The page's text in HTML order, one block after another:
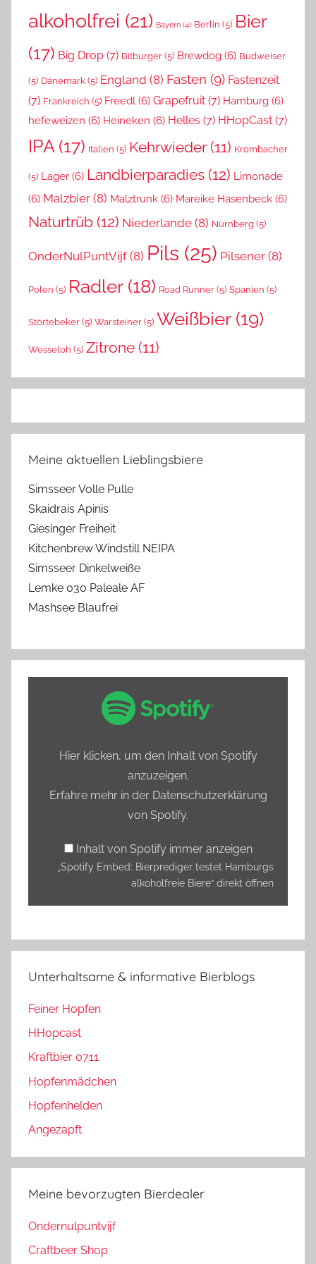
alkoholfrei (21) Bayern (4) Berlin (5) Bier
(17) Big Drop (7) Bitburger (5) Brewdog (6) Budweiser
(5) Dänemark (5) England (8) Fasten (9) Fastenzeit
(7) Frankreich (5) Freedl (6) Grapefruit (7) Hamburg (6)
hefeweizen (6) Heineken (6) Helles (7) HHopCast (7)
IPA(17) Italien (5) Kehrwieder (11) Krombacher
(5) Lager (6) Landbierparadies (12) Limonade
(6) Malzbier (8) Malztrunk (6) Mareike Hasenbeck (6)
Naturtrüb (12) Niederlande (8) Nürnberg (5)
OnderNulPuntVijf (8) Pils (25) Pilsener (8)
Polen (5) Radler(18) Road Runner (5) Spanien (5)
Störtebeker (5) Warsteiner (5) Weißbier(19)
Wesseloh (5) Zitrone (11)
Meine aktuellen Lieblingsbiere
Simsseer Volle Pulle
Skaidrais Apinis
Giesinger Freiheit
Kitchenbrew Windstill NEIPA
Simsseer Dinkelweiße
Lemke 030 Paleale AF
Mashsee Blaufrei
anzeigen
Hier klicken, um den Inhalt von Spotify
anzuzeigen.
Erfahre mehr in der Datenschutzerklärung
von Spotify.
Inhalt von Spotify immer anzeigen
„Spotify Embed: Bierprediger testet Hamburgs
alkoholfreie Biere“ direkt öffnen
Unterhaltsame & informative Bierblogs
Feiner Hopfen
HHopcast
Kraftbier 0711
Hopfenmädchen
Hopfenhelden
Angezapft
Meine bevorzugten Bierdealer
Ondernulpuntvijf
Craftbeer Shop